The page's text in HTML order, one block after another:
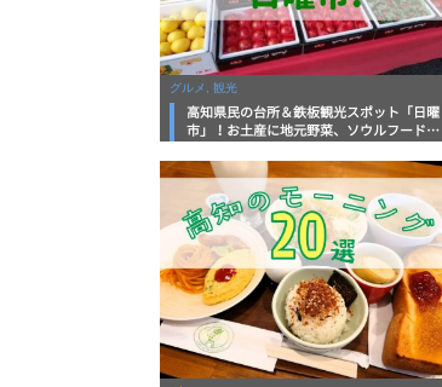
グルメ, 観光
高知県民の台所＆鉄板観光スポット「日曜
市」！お土産に地元野菜、ソウルフードま
底解説！